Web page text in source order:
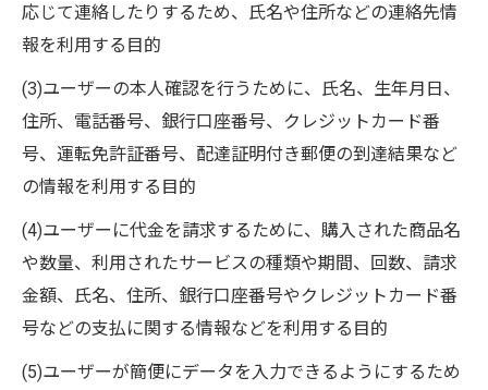
応じて連絡したりするため、氏名や住所などの連絡先情
報を利用する目的
(3)ユーザーの本人確認を行うために、氏名、生年月日、
住所、電話番号、銀行口座番号、クレジットカード番
号、運転免許証番号、配達証明付き郵便の到達結果など
の情報を利用する目的
(4)ユーザーに代金を請求するために、購入された商品名
や数量、利用されたサービスの種類や期間、回数、請求
金額、氏名、住所、銀行口座番号やクレジットカード番
号などの支払に関する情報などを利用する目的
(5)ユーザーが簡便にデータを入力できるようにするため